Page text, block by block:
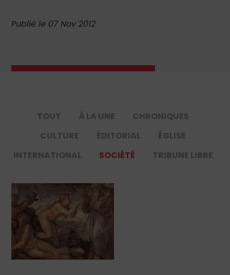
Publié le 07 Nov 2012
TOUT À LA UNE
CHRONIQUES
CULTURE
ÉDITORIAL
ÉGLISE
INTERNATIONAL
SOCIÉTÉ TRIBUNE LIBRE